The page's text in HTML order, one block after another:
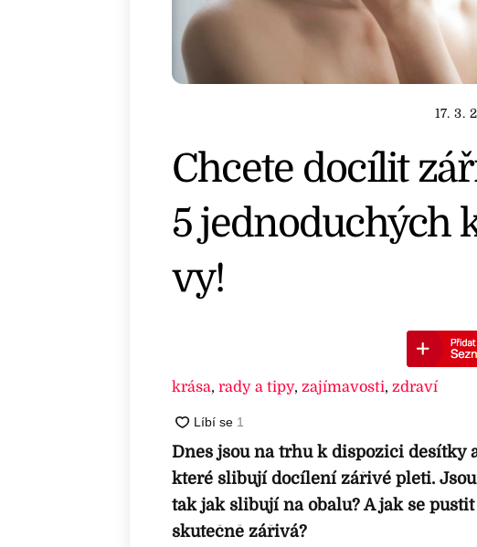
17. 3.
Chcete docílit
5 jednoduchých
vy!
krása, rady a tipy, zajímavosti, zdraví
Dnes jsou na trhu k dispozici
které slibují docílení zářivé pleti.
tak jak slibují na obalu? A jak se
skutečně zářivá?